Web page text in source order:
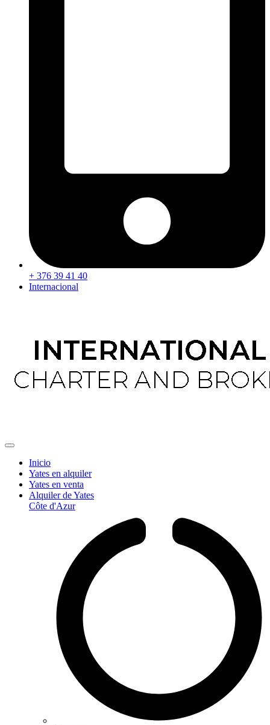
+ 376 39 41 40
Internacional
Inicio
Yates en alquiler
Yates en venta
Alquiler de Yates
Côte d'Azur